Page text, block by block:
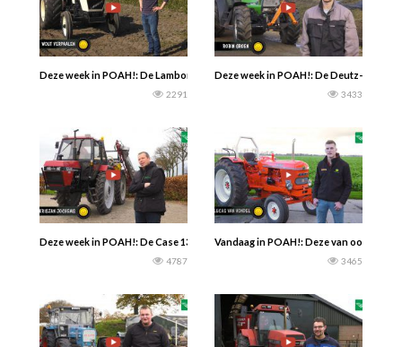
Deze week in POAH!: De Lamborghini R503 van Wout Verpaalen uit Klein-
2291
Deze week in POAH!: De Deutz-Fahr
3433
Deze week in POAH!: De Case 1394 van boomkweker Krisjan Jochems uit
4787
Vandaag in POAH!: Deze van
3465